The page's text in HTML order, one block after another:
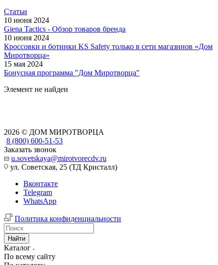
Статьи
10 июня 2024
Giena Tactics - Обзор товаров бренда
10 июня 2024
Кроссовки и ботинки KS Safety только в сети магазинов «Дом
Миротворца»
15 мая 2024
Бонусная программа "Дом Миротворца"
Элемент не найден
2026 © ДОМ МИРОТВОРЦА
8 (800) 600-51-53
Заказать звонок
u.sovetskaya@mirotvorecdv.ru
ул. Советская, 25 (ТД Кристалл)
Вконтакте
Telegram
WhatsApp
Политика конфиденциальности
Найти
Каталог
По всему сайту